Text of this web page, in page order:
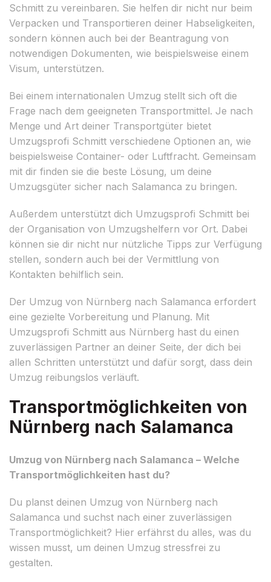
Schmitt zu vereinbaren. Sie helfen dir nicht nur beim
Verpacken und Transportieren deiner Habseligkeiten,
sondern können auch bei der Beantragung von
notwendigen Dokumenten, wie beispielsweise einem
Visum, unterstützen.
Bei einem internationalen Umzug stellt sich oft die
Frage nach dem geeigneten Transportmittel. Je nach
Menge und Art deiner Transportgüter bietet
Umzugsprofi Schmitt verschiedene Optionen an, wie
beispielsweise Container- oder Luftfracht. Gemeinsam
mit dir finden sie die beste Lösung, um deine
Umzugsgüter sicher nach Salamanca zu bringen.
Außerdem unterstützt dich Umzugsprofi Schmitt bei
der Organisation von Umzugshelfern vor Ort. Dabei
können sie dir nicht nur nützliche Tipps zur Verfügung
stellen, sondern auch bei der Vermittlung von
Kontakten behilflich sein.
Der Umzug von Nürnberg nach Salamanca erfordert
eine gezielte Vorbereitung und Planung. Mit
Umzugsprofi Schmitt aus Nürnberg hast du einen
zuverlässigen Partner an deiner Seite, der dich bei
allen Schritten unterstützt und dafür sorgt, dass dein
Umzug reibungslos verläuft.
Transportmöglichkeiten von
Nürnberg nach Salamanca
Umzug von Nürnberg nach Salamanca – Welche
Transportmöglichkeiten hast du?
Du planst deinen Umzug von Nürnberg nach
Salamanca und suchst nach einer zuverlässigen
Transportmöglichkeit? Hier erfährst du alles, was du
wissen musst, um deinen Umzug stressfrei zu
gestalten.